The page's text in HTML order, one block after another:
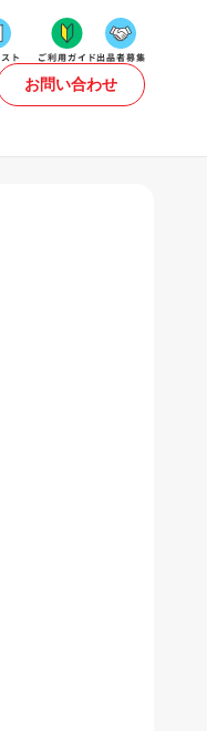
お問い合わせ